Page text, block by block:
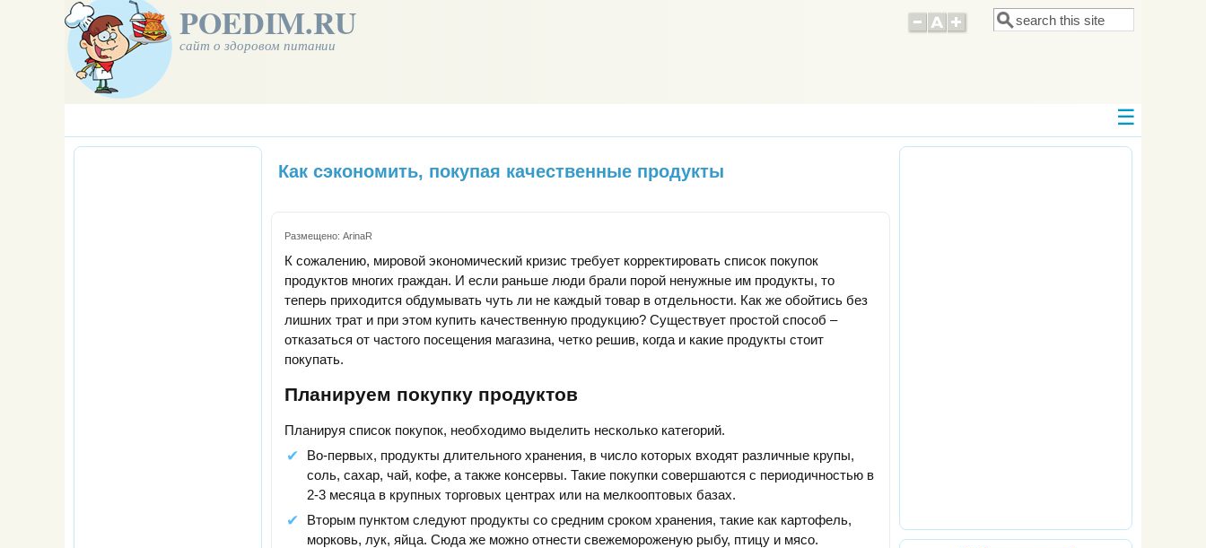
POEDIM.RU
сайт о здоровом питании
Форма поиска
Поиск
Как сэкономить, покупая качественные продукты
Размещено: ArinaR
К сожалению, мировой экономический кризис требует корректировать список покупок
продуктов многих граждан. И если раньше люди брали порой ненужные им продукты, то
теперь приходится обдумывать чуть ли не каждый товар в отдельности. Как же обойтись без
лишних трат и при этом купить качественную продукцию? Существует простой способ –
отказаться от частого посещения магазина, четко решив, когда и какие продукты стоит
покупать.
Планируем покупку продуктов
Планируя список покупок, необходимо выделить несколько категорий.
Во-первых, продукты длительного хранения, в число которых входят различные крупы,
соль, сахар, чай, кофе, а также консервы. Такие покупки совершаются с периодичностью в
2-3 месяца в крупных торговых центрах или на мелкооптовых базах.
Вторым пунктом следуют продукты со средним сроком хранения, такие как картофель,
морковь, лук, яйца. Сюда же можно отнести свежемороженую рыбу, птицу и мясо.